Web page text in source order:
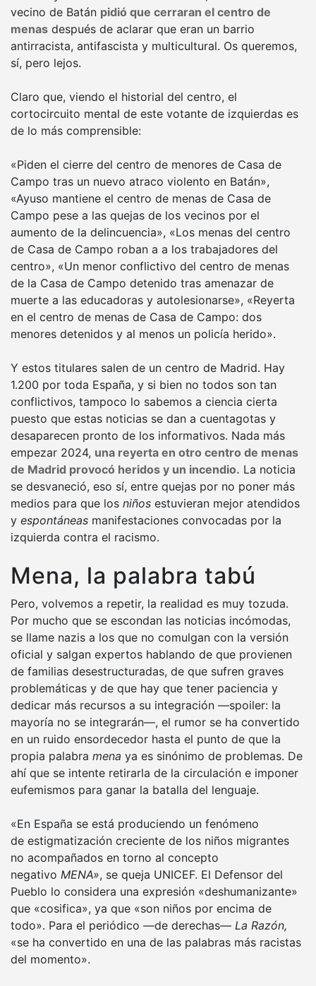
vecino de Batán pidió que cerraran el centro de
menas después de aclarar que eran un barrio
antirracista, antifascista y multicultural. Os queremos,
sí, pero lejos.
Claro que, viendo el historial del centro, el
cortocircuito mental de este votante de izquierdas es
de lo más comprensible:
«Piden el cierre del centro de menores de Casa de
Campo tras un nuevo atraco violento en Batán»,
«Ayuso mantiene el centro de menas de Casa de
Campo pese a las quejas de los vecinos por el
aumento de la delincuencia», «Los menas del centro
de Casa de Campo roban a a los trabajadores del
centro», «Un menor conflictivo del centro de menas
de la Casa de Campo detenido tras amenazar de
muerte a las educadoras y autolesionarse», «Reyerta
en el centro de menas de Casa de Campo: dos
menores detenidos y al menos un policía herido».
Y estos titulares salen de un centro de Madrid. Hay
1.200 por toda España, y si bien no todos son tan
conflictivos, tampoco lo sabemos a ciencia cierta
puesto que estas noticias se dan a cuentagotas y
desaparecen pronto de los informativos. Nada más
empezar 2024, una reyerta en otro centro de menas
de Madrid provocó heridos y un incendio. La noticia
se desvaneció, eso sí, entre quejas por no poner más
medios para que los niños estuvieran mejor atendidos
y espontáneas manifestaciones convocadas por la
izquierda contra el racismo.
Mena, la palabra tabú
Pero, volvemos a repetir, la realidad es muy tozuda.
Por mucho que se escondan las noticias incómodas,
se llame nazis a los que no comulgan con la versión
oficial y salgan expertos hablando de que provienen
de familias desestructuradas, de que sufren graves
problemáticas y de que hay que tener paciencia y
dedicar más recursos a su integración —spoiler: la
mayoría no se integrarán—, el rumor se ha convertido
en un ruido ensordecedor hasta el punto de que la
propia palabra mena ya es sinónimo de problemas. De
ahí que se intente retirarla de la circulación e imponer
eufemismos para ganar la batalla del lenguaje.
«En España se está produciendo un fenómeno
de estigmatización creciente de los niños migrantes
no acompañados en torno al concepto
negativo MENA», se queja UNICEF. El Defensor del
Pueblo lo considera una expresión «deshumanizante»
que «cosifica», ya que «son niños por encima de
todo». Para el periódico —de derechas— La Razón,
«se ha convertido en una de las palabras más racistas
del momento».